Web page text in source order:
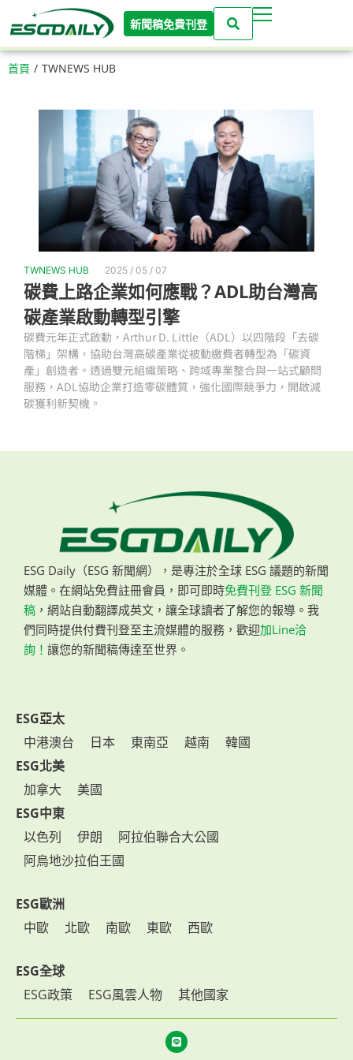
新聞稿免費刊登
首頁 / TWNEWS HUB
TWNEWS HUB 2025 / 05 / 07
碳費上路企業如何應戰？ADL助台灣高
碳產業啟動轉型引擎
碳費元年正式啟動，Arthur D. Little（ADL）以四階段「去碳
階梯」架構，協助台灣高碳產業從被動繳費者轉型為「碳資
產」創造者。透過雙元組織策略、跨域專業整合與一站式顧問
服務，ADL協助企業打造零碳體質，強化國際競爭力，開啟減
碳獲利新契機。
ESG Daily（ESG 新聞網），是專注於全球 ESG 議題的新聞
媒體。在網站免費註冊會員，即可即時免費刊登 ESG 新聞
稿 ，網站自動翻譯成英文，讓全球讀者了解您的報導。我
們同時提供付費刊登至主流媒體的服務，歡迎加Line洽
詢！ 讓您的新聞稿傳達至世界。
ESG亞太
中港澳台
日本 東南亞 越南
韓國
ESG北美
加拿大
美國
ESG中東
以色列
伊朗
阿拉伯聯合大公國
阿烏地沙拉伯王國
ESG歐洲
中歐
北歐 南歐 東歐 西歐
ESG全球
ESG政策
ESG風雲人物 其他國家